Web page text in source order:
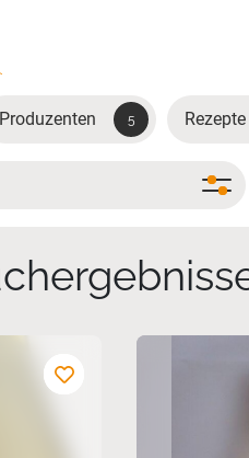
Produzenten 5 Rezepte